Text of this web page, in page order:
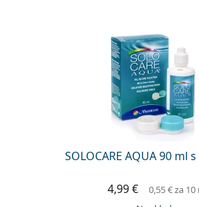
SOLOCARE AQUA 90 ml
4,99 € 0,55 €za 10